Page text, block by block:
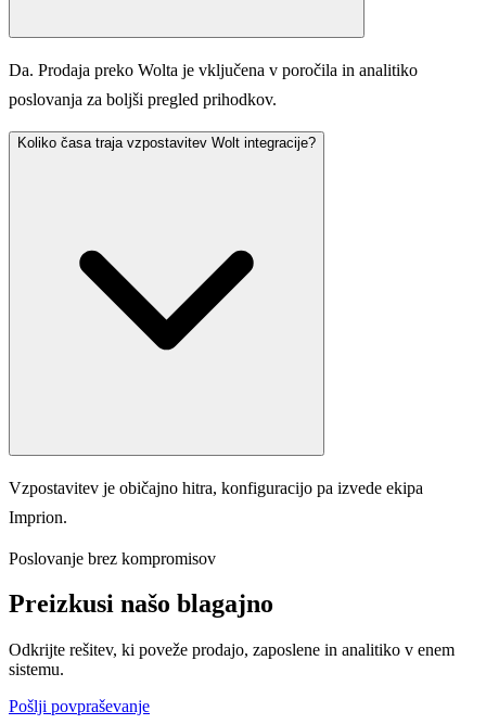
Da. Prodaja preko Wolta je vključena v poročila in analitiko
poslovanja za boljši pregled prihodkov.
Koliko časa traja vzpostavitev Wolt integracije?
Vzpostavitev je običajno hitra, konfiguracijo pa izvede ekipa
Imprion.
Poslovanje brez kompromisov
Preizkusi našo blagajno
Odkrijte rešitev, ki poveže prodajo, zaposlene in analitiko v enem
sistemu.
Pošlji povpraševanje